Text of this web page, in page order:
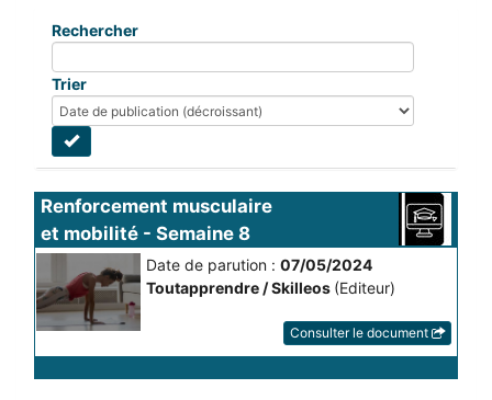
Rechercher
Trier
Renforcement musculaire
et mobilité - Semaine 8
Date de parution : 07/05/2024
Toutapprendre / Skilleos (Editeur)
Consulter le document